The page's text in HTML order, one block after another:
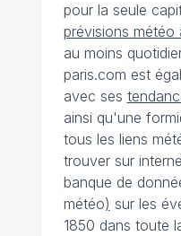
pour la seule
prévisions météo
au moins
paris.com est
avec ses
ainsi qu'une
tous les liens
trouver sur
banque de
météo) sur les
1850 dans toute